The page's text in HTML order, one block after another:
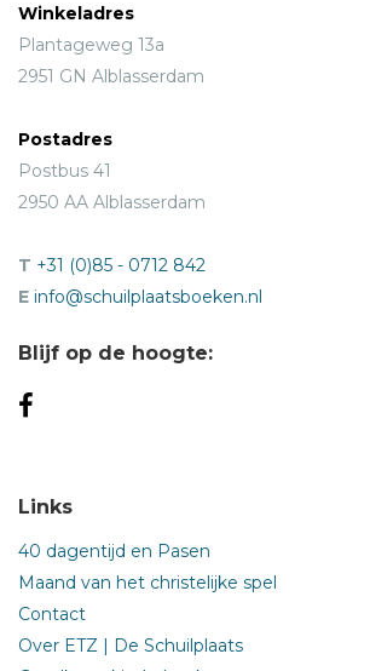
Winkeladres
Plantageweg 13a
2951 GN Alblasserdam
Postadres
Postbus 41
2950 AA Alblasserdam
T +31 (0)85 - 0712 842
E info@schuilplaatsboeken.nl
Blijf op de hoogte:
Links
40 dagentijd en Pasen
Maand van het christelijke spel
Contact
Over ETZ | De Schuilplaats